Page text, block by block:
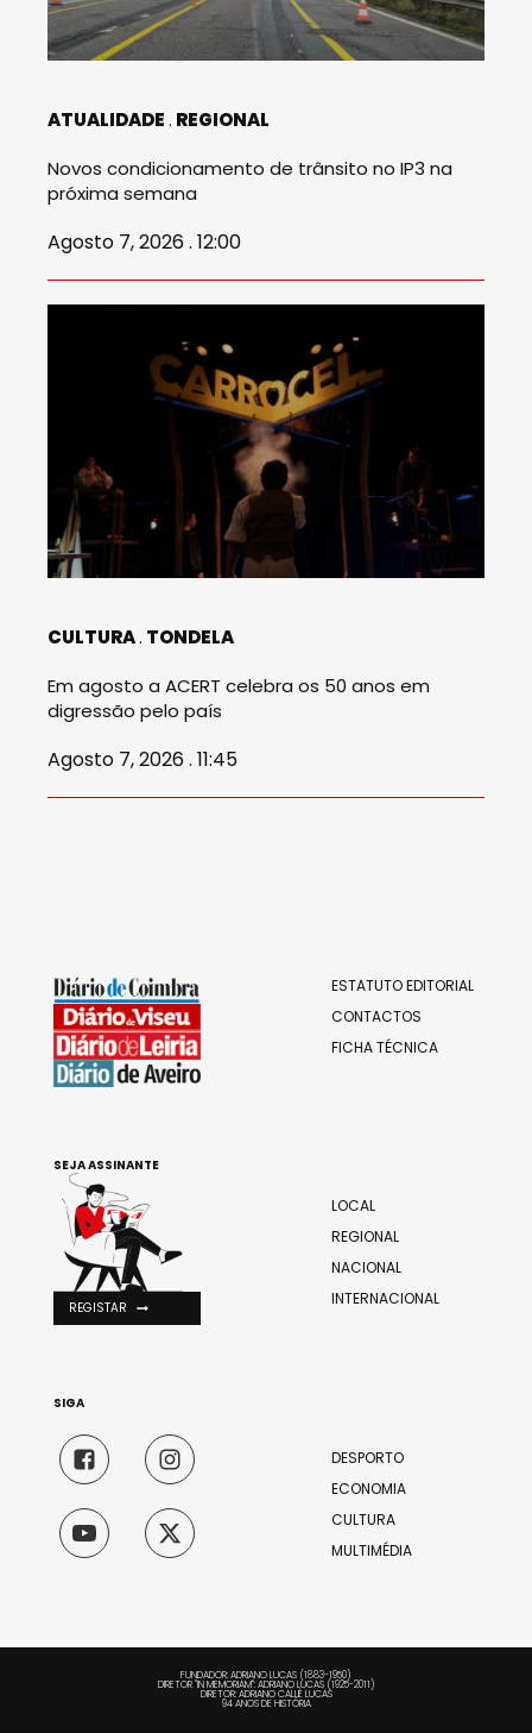
ATUALIDADE REGIONAL
Novos condicionamento de trânsito no IP3 na
próxima semana
Agosto 7, 2026 . 12:00
CULTURA TONDELA
Em agosto a ACERT celebra os 50 anos em
digressão pelo país
Agosto 7, 2026 . 11:45
ESTATUTO EDITORIAL
CONTACTOS
FICHA TÉCNICA
LOCAL
REGIONAL
NACIONAL
INTERNACIONAL
DESPORTO
ECONOMIA
CULTURA
MULTIMÉDIA
SEJA ASSINANTE
REGISTAR
SIGA
FUNDADOR: ADRIANO LUCAS (1883-1950)
DIRETOR "IN MEMORIAM": ADRIANO LUCAS (1925-2011)
DIRETOR: ADRIANO CALLÉ LUCAS
94 ANOS DE HISTÓRIA